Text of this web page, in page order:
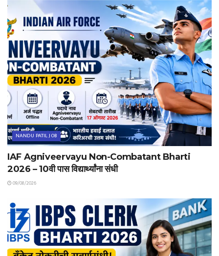
NANDU PATIL JOB
IAF Agniveervayu Non-Combatant Bharti
2026 – 10वी पास विद्यार्थ्यांना संधी
09/08/2026